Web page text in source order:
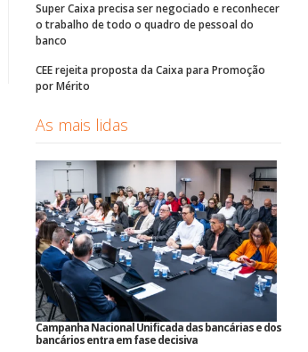
Super Caixa precisa ser negociado e reconhecer
o trabalho de todo o quadro de pessoal do
banco
CEE rejeita proposta da Caixa para Promoção
por Mérito
As mais lidas
Campanha Nacional Unificada das bancárias e dos
bancários entra em fase decisiva